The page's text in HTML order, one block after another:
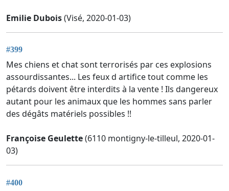
Emilie Dubois(Visé, 2020-01-03)
#399
Mes chiens et chat sont terrorisés par ces explosions
assourdissantes... Les feux d artifice tout comme les
pétards doivent être interdits à la vente ! Ils dangereux
autant pour les animaux que les hommes sans parler
des dégâts matériels possibles !!
Françoise Geulette(6110 montigny-le-tilleul, 2020-01-
03)
#400